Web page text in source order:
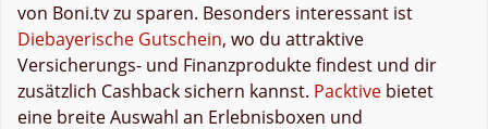
von Boni.tv zu sparen. Besonders interessant ist
Diebayerische Gutschein, wo du attraktive
Versicherungs- und Finanzprodukte findest und dir
zusätzlich Cashback sichern kannst. Packtive bietet
eine breite Auswahl an Erlebnisboxen und